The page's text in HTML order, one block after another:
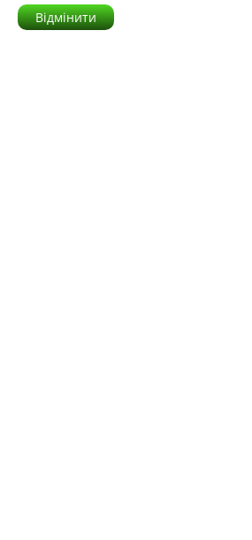
Відмінити